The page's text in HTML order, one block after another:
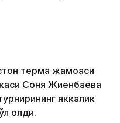
терма жамоаси
Соня Жиенбаева
яккалик
олди.